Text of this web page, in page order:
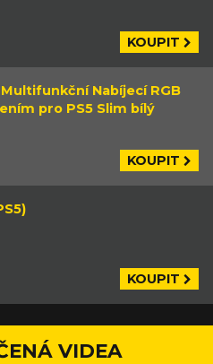
KOUPIT
Nabíjecí RGB
pro PS5 Slim bílý
KOUPIT
KOUPIT
VIDEA